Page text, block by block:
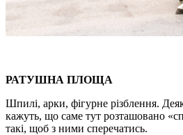
РАТУШНА ПЛОЩА
Шпилі, арки, фігурне різблення.
кажуть, що саме тут розташовано
такі, щоб з ними сперечатись.